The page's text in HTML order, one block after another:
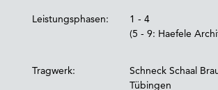
Leistungsphasen:
1 - 4
(5 - 9: Haefele
Tragwerk:
Schneck Schaal
Tübingen